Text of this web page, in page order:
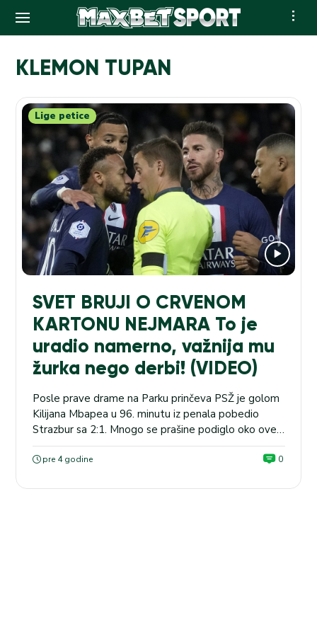
content
KLEMON TUPAN
Lige petice
SVET BRUJI O CRVENOM
KARTONU NEJMARA To je
uradio namerno, važnija mu
žurka nego derbi! (VIDEO)
Posle prave drame na Parku prinčeva PSŽ je golom
Kilijana Mbapea u 96. minutu iz penala pobedio
Strazbur sa 2:1. Mnogo se prašine podiglo oko ove
utakmice. FRANCUSKA Nica u četvrtak od 21 čas
dočekuje iznenađenje sezone Lans. Kvota na “keca”
Francuskoj su prvo bili besni na...
pre 4 godine 0